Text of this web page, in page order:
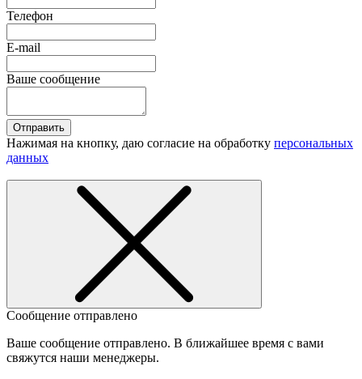
Телефон
E-mail
Ваше сообщение
Отправить
Нажимая на кнопку, даю согласие на обработку персональных
данных
Сообщение отправлено
Ваше сообщение отправлено. В ближайшее время с вами
свяжутся наши менеджеры.